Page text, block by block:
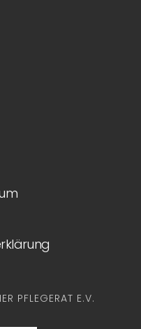
PFLEGERAT E.V.